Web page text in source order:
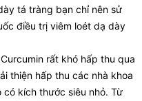
tá tràng bạn chỉ nên sử
điều trị viêm loét dạ dày
rất khó hấp thu qua
thiện hấp thu các nhà khoa
kích thước siêu nhỏ. Từ